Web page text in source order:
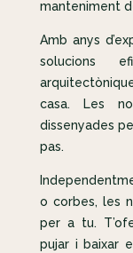
manteniment
Amb anys
solucions
casa. Les
dissenyades
pas.
o corbes, les
per a tu.
pujar i baixar